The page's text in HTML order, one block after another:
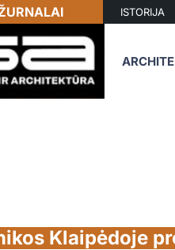
ISTORIJA
Klaipėdoje